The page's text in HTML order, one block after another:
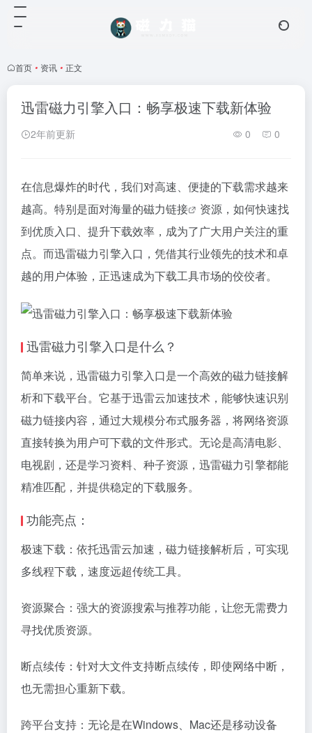
首页 • 资讯 • 正文
迅雷磁力引擎入口：畅享极速下载新体验
2年前更新 0 0
在信息爆炸的时代，我们对高速、便捷的下载需求越来
越高。特别是面对海量的磁力链接
资源，如何快速找
到优质入口、提升下载效率，成为了广大用户关注的重
点。而迅雷磁力引擎入口，凭借其行业领先的技术和卓
越的用户体验，正迅速成为下载工具市场的佼佼者。
迅雷磁力引擎入口是什么？
简单来说，迅雷磁力引擎入口是一个高效的磁力链接解
析和下载平台。它基于迅雷云加速技术，能够快速识别
磁力链接内容，通过大规模分布式服务器，将网络资源
直接转换为用户可下载的文件形式。无论是高清电影、
电视剧，还是学习资料、种子资源，迅雷磁力引擎都能
精准匹配，并提供稳定的下载服务。
功能亮点：
极速下载：依托迅雷云加速，磁力链接解析后，可实现
多线程下载，速度远超传统工具。
资源聚合：强大的资源搜索与推荐功能，让您无需费力
寻找优质资源。
断点续传：针对大文件支持断点续传，即使网络中断，
也无需担心重新下载。
跨平台支持：无论是在Windows、Mac还是移动设备